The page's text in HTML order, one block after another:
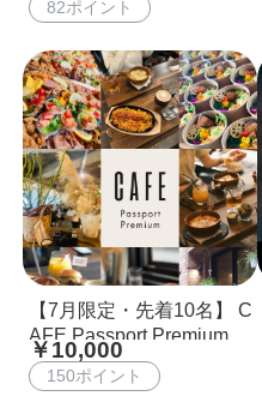
82ポイント
【7月限定・先着10名】 C
AFE Passport Premium 1
0,000円で12,000円分使え
るプレミアムWEB食事券
￥10,000
150ポイント